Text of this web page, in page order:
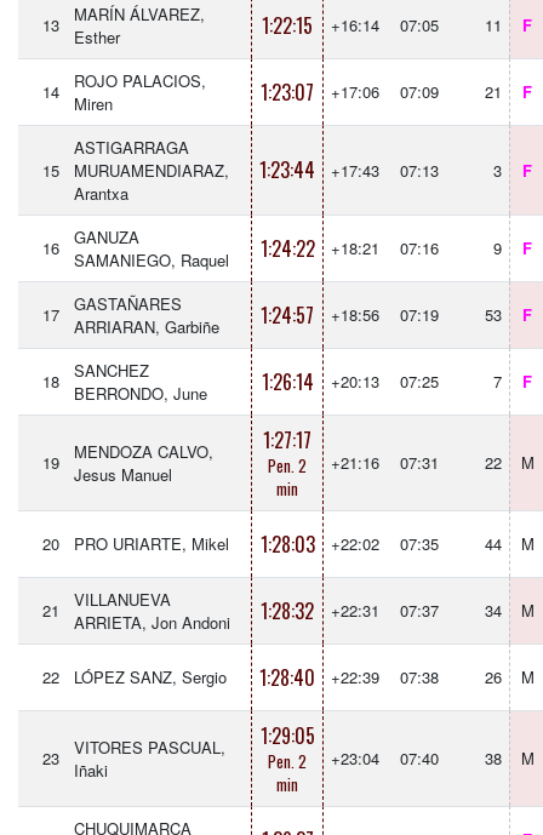
13
MARÍN ÁLVAREZ,
Esther
1:22:15 +16:14 07:05 11 F
14
ROJO PALACIOS,
Miren
1:23:07 +17:06 07:09 21 F
15
ASTIGARRAGA
MURUAMENDIARAZ,
Arantxa
1:23:44 +17:43 07:13 3 F
16
GANUZA
SAMANIEGO, Raquel
1:24:22 +18:21 07:16 9 F
17
GASTAÑARES
ARRIARAN, Garbiñe
1:24:57 +18:56 07:19 53 F
18
SANCHEZ
BERRONDO, June
1:26:14 +20:13 07:25 7 F
19
MENDOZA CALVO,
Jesus Manuel
1:27:17
Pen. 2
min
+21:16 07:31 22 M
20 PRO URIARTE, Mikel 1:28:03 +22:02 07:35 44 M
21
VILLANUEVA
ARRIETA, Jon Andoni
1:28:32 +22:31 07:37 34 M
22 LÓPEZ SANZ, Sergio 1:28:40 +22:39 07:38 26 M
23
VITORES PASCUAL,
Iñaki
1:29:05
Pen. 2
min
+23:04 07:40 38 M
CHUQUIMARCA